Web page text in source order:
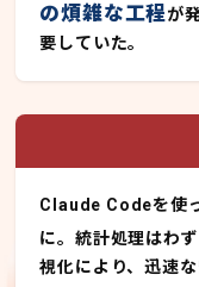
の煩雑な工程が
要していた。
Claude Codeを使
に。統計処理はわ
視化により、迅速